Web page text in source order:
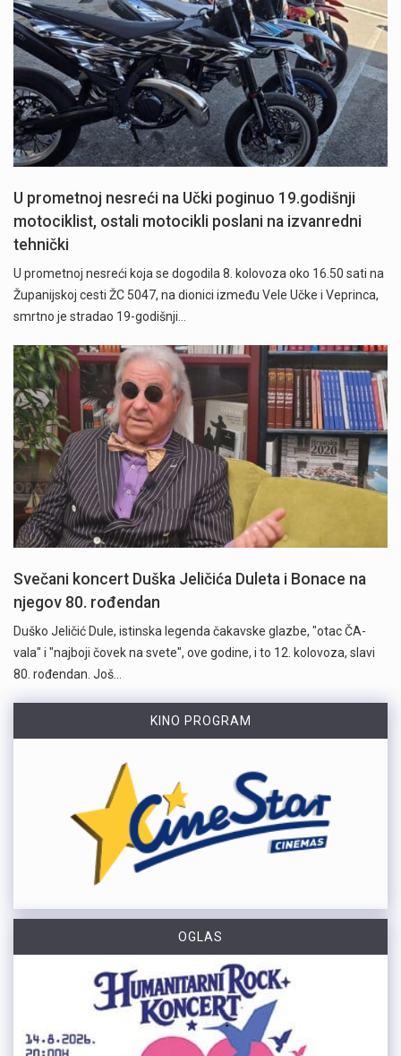
U prometnoj nesreći na Učki poginuo 19.godišnji
motociklist, ostali motocikli poslani na izvanredni
tehnički
U prometnoj nesreći koja se dogodila 8. kolovoza oko 16.50 sati na
Županijskoj cesti ŽC 5047, na dionici između Vele Učke i Veprinca,
smrtno je stradao 19-godišnji…
Svečani koncert Duška Jeličića Duleta i Bonace na
njegov 80. rođendan
Duško Jeličić Dule, istinska legenda čakavske glazbe, "otac ČA-
vala" i "najboji čovek na svete", ove godine, i to 12. kolovoza, slavi
80. rođendan. Još…
KINO PROGRAM
OGLAS